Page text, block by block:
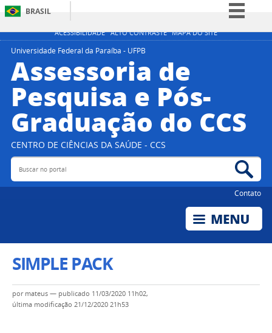
ACESSIBILIDADE ALTO CONTRASTE MAPA DO SITE
BRASIL
Simplifique!
Participe
Acesso à informação
Legislação
Canais
Universidade Federal da Paraíba - UFPB
Assessoria de
Pesquisa e Pós-
Graduação do CCS
CENTRO DE CIÊNCIAS DA SAÚDE - CCS
Buscar no portal
Contato
SIMPLE PACK
por mateus — publicado 11/03/2020 11h02,
última modificação 21/12/2020 21h53